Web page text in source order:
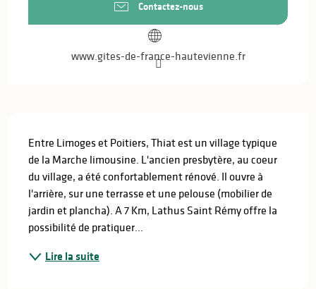
Contactez-nous
www.gites-de-france-hautevienne.fr
Entre Limoges et Poitiers, Thiat est un village typique
de la Marche limousine. L'ancien presbytère, au coeur
du village, a été confortablement rénové. Il ouvre à
l'arrière, sur une terrasse et une pelouse (mobilier de
jardin et plancha). A 7 Km, Lathus Saint Rémy offre la
possibilité de pratiquer...
Lire la suite